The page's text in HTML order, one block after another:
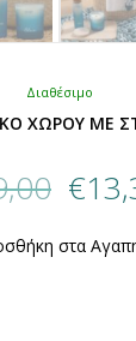
Διαθέσιμο
ΧΩΡΟΥ ME
price
€19,00.
€
το
στα